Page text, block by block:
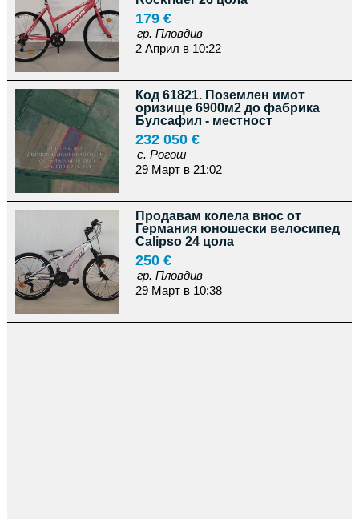
179 €
гр. Пловдив
2 Април в 10:22
Код 61821. Поземлен имот
оризище 6900м2 до фабрика
Булсафил - местност
232 050 €
с. Рогош
29 Март в 21:02
Продавам колела внос от
Германия юношески велосипед
Calipso 24 цола
250 €
гр. Пловдив
29 Март в 10:38